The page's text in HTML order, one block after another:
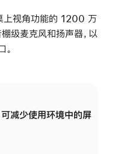
上视角功能的 1200 万
级麦克风和扬声器，以
减少使用环境中的屏